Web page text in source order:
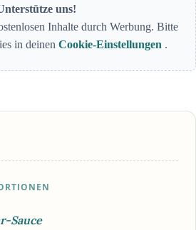
uns!
Inhalte durch Werbung. Bitte
in deinen Cookie-Einstellungen .
Sauce